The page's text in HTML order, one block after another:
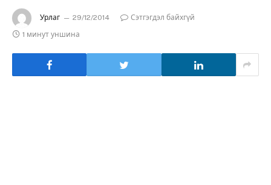
Урлаг 29/12/2014
Сэтгэгдэл байхгүй
1 минут уншина